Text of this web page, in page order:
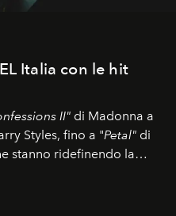
Italia con le hit
II" di Madonna a
Styles, fino a "Petal" di
stanno ridefinendo la